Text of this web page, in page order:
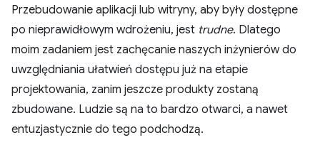
Przebudowanie aplikacji lub witryny, aby były dostępne
po nieprawidłowym wdrożeniu, jest trudne. Dlatego
moim zadaniem jest zachęcanie naszych inżynierów do
uwzględniania ułatwień dostępu już na etapie
projektowania, zanim jeszcze produkty zostaną
zbudowane. Ludzie są na to bardzo otwarci, a nawet
entuzjastycznie do tego podchodzą.